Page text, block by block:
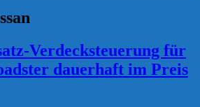
Verdecksteuerung für
dauerhaft im Preis